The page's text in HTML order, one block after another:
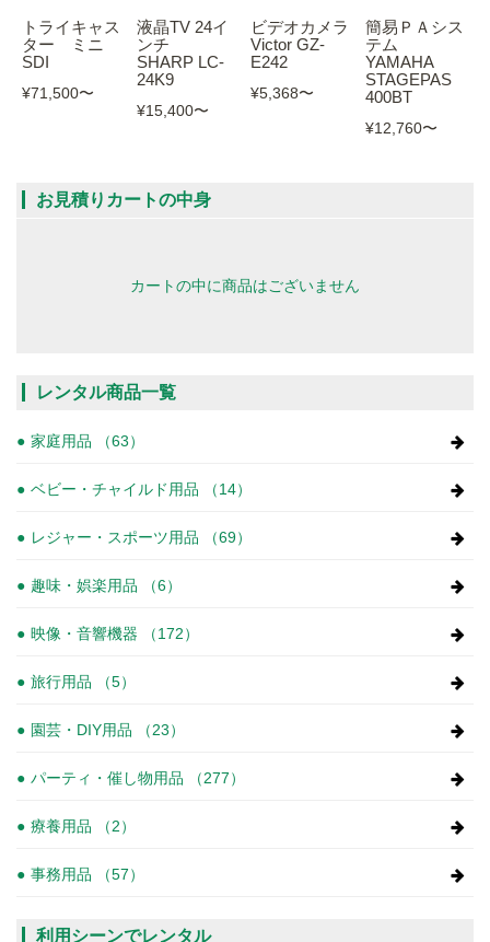
トライキャス
ター ミニ
SDI
¥71,500〜
液晶TV 24イ
ンチ
SHARP LC-
24K9
¥15,400〜
ビデオカメラ
Victor GZ-
E242
¥5,368〜
簡易ＰＡシス
テム
YAMAHA
STAGEPAS
400BT
¥12,760〜
お見積りカートの中身
カートの中に商品はございません
レンタル商品一覧
家庭用品 （63）
ベビー・チャイルド用品 （14）
レジャー・スポーツ用品 （69）
趣味・娯楽用品 （6）
映像・音響機器 （172）
旅行用品 （5）
園芸・DIY用品 （23）
パーティ・催し物用品 （277）
療養用品 （2）
事務用品 （57）
利用シーンでレンタル